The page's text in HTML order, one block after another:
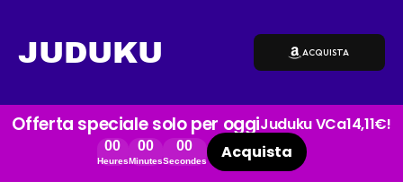
Offerta speciale solo per oggiJuduku VCa14,11€!
00
Heures
00
Minutes
00
Secondes Acquista
JUDUKU ACQUISTA